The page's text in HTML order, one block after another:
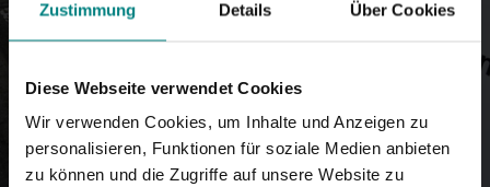
Zustimmung Details Über Cookies
Diese Webseite verwendet Cookies
Wir verwenden Cookies, um Inhalte und Anzeigen zu
personalisieren, Funktionen für soziale Medien anbieten
zu können und die Zugriffe auf unsere Website zu